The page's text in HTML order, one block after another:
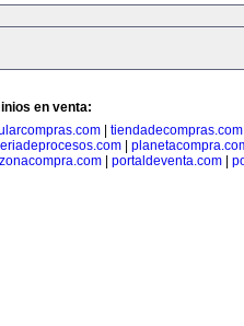
en venta:
| tiendadecompras.com
|
zonacompra.com| portaldeventa.com|